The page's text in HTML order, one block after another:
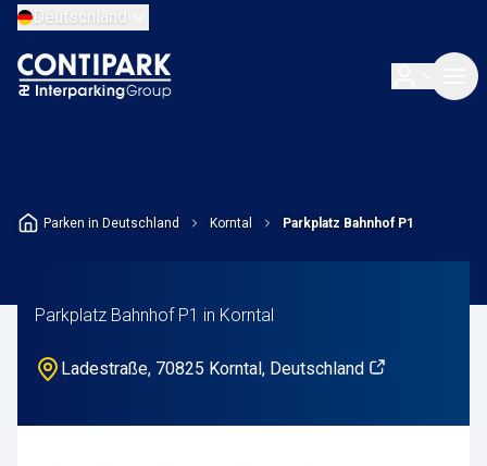
Deutschland
Parken in Deutschland Korntal Parkplatz Bahnhof P1
Parkplatz Bahnhof P1 in Korntal
Ladestraße, 70825 Korntal, Deutschland